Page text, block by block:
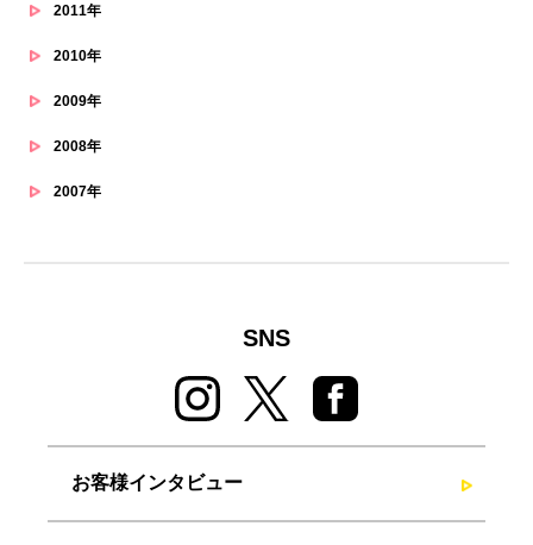
2011年
2010年
2009年
2008年
2007年
SNS
お客様インタビュー